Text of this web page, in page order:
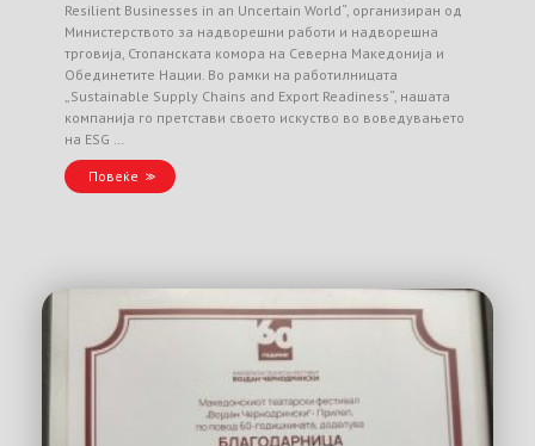
Resilient Businesses in an Uncertain World“, организиран од
Министерството за надворешни работи и надворешна
трговија, Стопанската комора на Северна Македонија и
Обединетите Нации. Во рамки на работилницата
„Sustainable Supply Chains and Export Readiness“, нашата
компанија го претстави своето искуство во воведувањето
на ESG …
Повеќе